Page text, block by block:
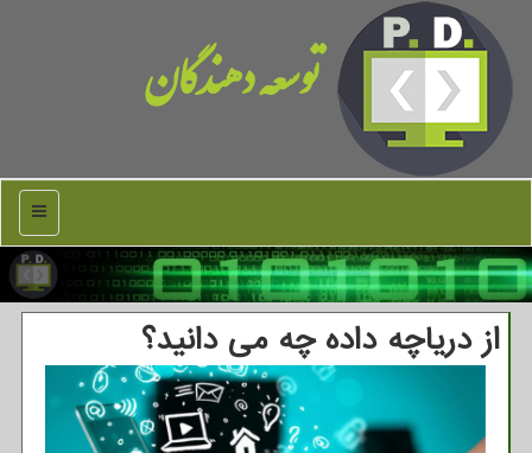
توسعه دهندگان
منو
از دریاچه داده چه می دانید؟